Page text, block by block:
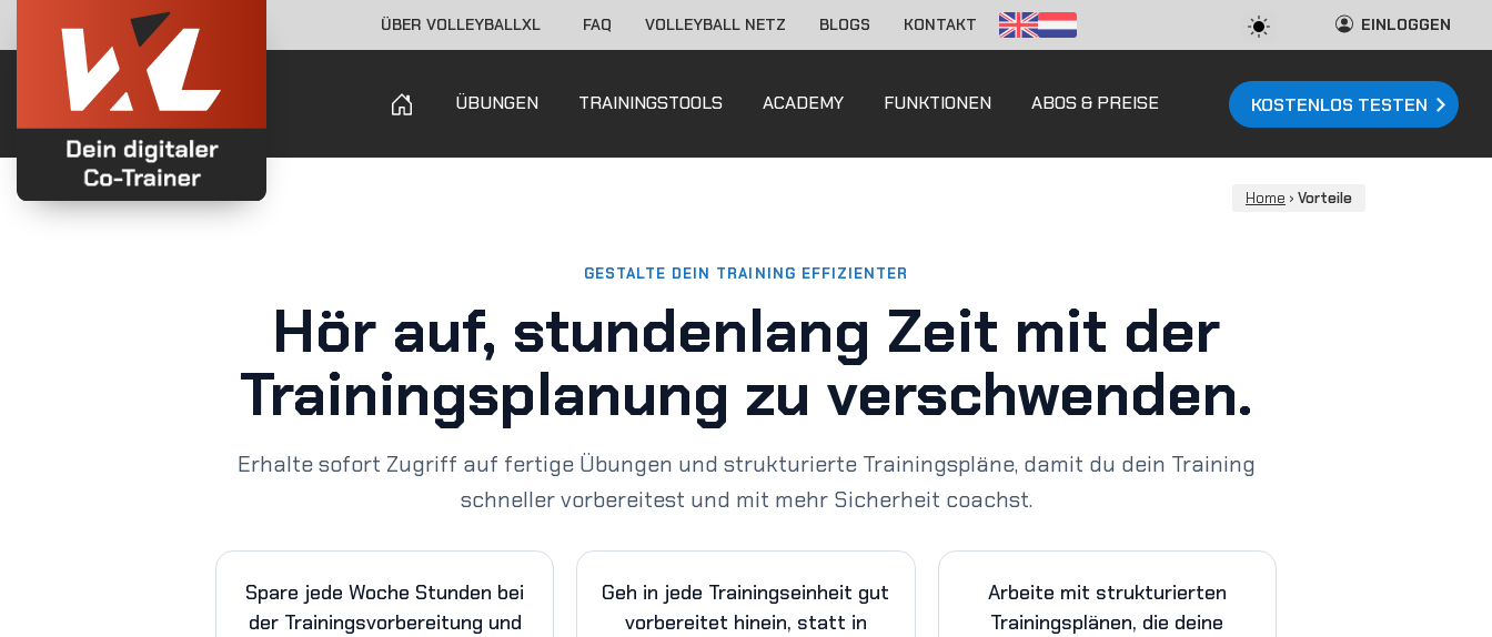
ÜBER VOLLEYBALLXL FAQ VOLLEYBALL NETZ BLOGS KONTAKT EINLOGGEN
ÜBUNGEN TRAININGSTOOLS ACADEMY FUNKTIONEN ABOS & PREISE KOSTENLOS TESTEN
Home › Vorteile
GESTALTE DEIN TRAINING EFFIZIENTER
Hör auf, stundenlang Zeit mit der
Trainingsplanung zu verschwenden.
Erhalte sofort Zugriff auf fertige Übungen und strukturierte Trainingspläne, damit du dein Training
schneller vorbereitest und mit mehr Sicherheit coachst.
Spare jede Woche Stunden bei
der Trainingsvorbereitung und
Geh in jede Trainingseinheit gut
vorbereitet hinein, statt in
Arbeite mit strukturierten
Trainingsplänen, die deine